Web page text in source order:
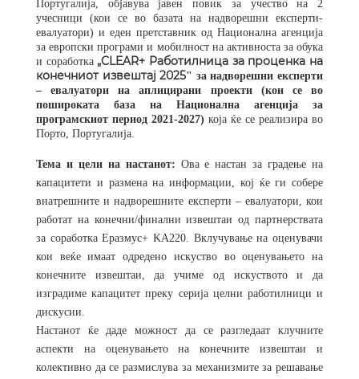
Португалија, објавува јавен повик за учество на 2
учесници (кои се во базата на надворешни експерти-
евалуатори) и еден претставник од Национална агенција
за европски програми и мобилност на активноста за обука
и соработка„CLEAR+ Работилница за проценка на
конечниот извештај 2025" за надворешни експерти
– евалуатори на аплицирани проекти (кои се во
пошироката база на Национална агенција за
програмскиот период 2021-2027) која ќе се реализира во
Порто, Португалија.
Тема и цели на настанот: Ова е настан за градење на
капацитети и размена на информации, кој ќе ги собере
внатрешните и надворешните експерти – евалуатори, кои
работат на конечни/финални извештаи од партнерствата
за соработка Еразмус+ KA220. Вклучување на оценувачи
кои веќе имаат одредено искуство во оценувањето на
конечните извештаи, да учиме од искуството и да
изградиме капацитет преку серија целни работилници и
дискусии.
Настанот ќе даде можност да се разгледаат клучните
аспекти на оценувањето на конечните извештаи и
колективно да се размислува за механизмите за решавање